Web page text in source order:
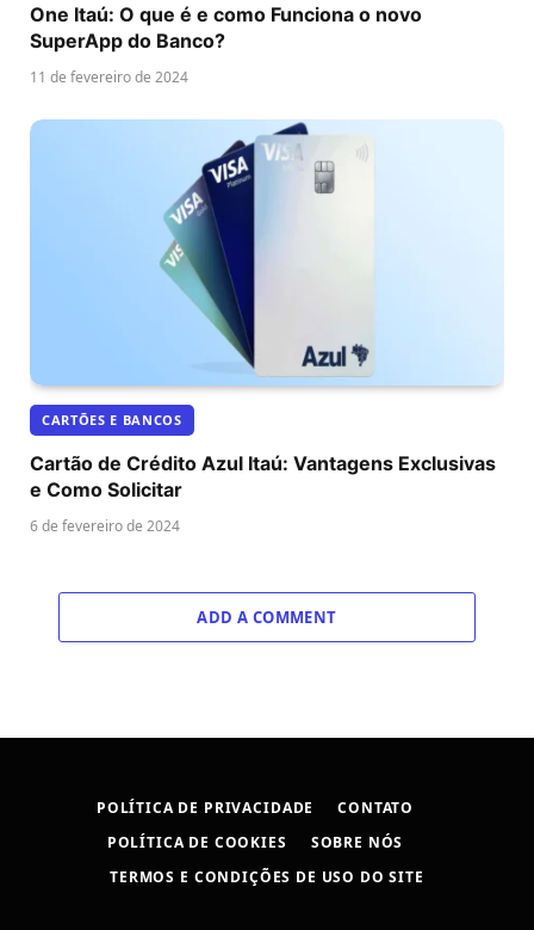
One Itaú: O que é e como Funciona o novo
SuperApp do Banco?
11 de fevereiro de 2024
CARTÕES E BANCOS
Cartão de Crédito Azul Itaú: Vantagens Exclusivas
e Como Solicitar
6 de fevereiro de 2024
ADD A COMMENT
POLÍTICA DE PRIVACIDADE
CONTATO
POLÍTICA DE COOKIES
SOBRE NÓS
TERMOS E CONDIÇÕES DE USO DO SITE